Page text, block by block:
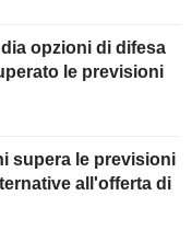
opzioni di difesa
le previsioni
supera le previsioni
all'offerta di